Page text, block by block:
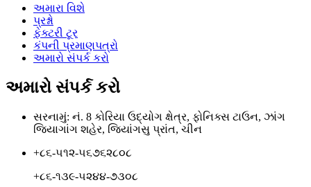
અમારા વિશે
પ્રશ્નો
ફેક્ટરી ટૂર
કંપની પ્રમાણપત્રો
અમારો સંપર્ક કરો
અમારો સંપર્ક કરો
સરનામું: નં. 8 કોરિયા ઉદ્યોગ ક્ષેત્ર, ફોનિક્સ ટાઉન, ઝાંગ
જિયાગાંગ શહેર, જિયાંગસુ પ્રાંત, ચીન
+૮૬-૫૧૨-૫૬૭૬૨૮૦૮
+૮૬-૧૩૯-૫૨૪૪-૭૩૦૮